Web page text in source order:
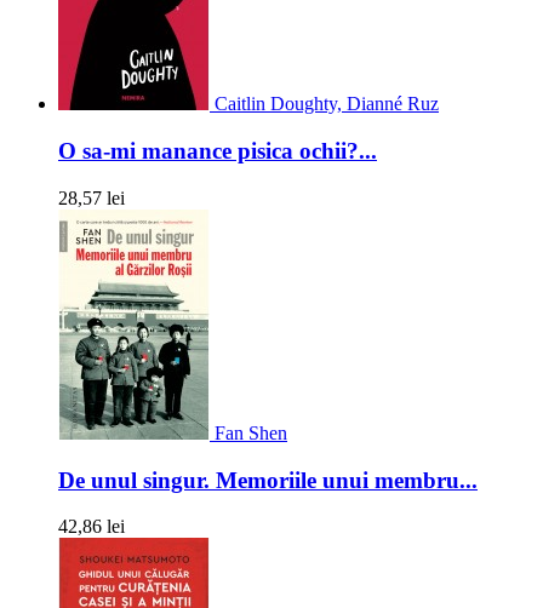
Caitlin Doughty, Dianné Ruz
O sa-mi manance pisica ochii?...
28,57 lei
Fan Shen
De unul singur. Memoriile unui membru...
42,86 lei